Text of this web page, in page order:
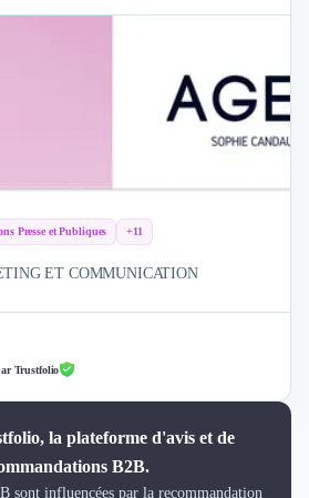
Presse et Publiques +11
ET COMMUNICATION
Trustfolio
la plateforme d'avis et de
B2B.
sont influencées par la recommandation